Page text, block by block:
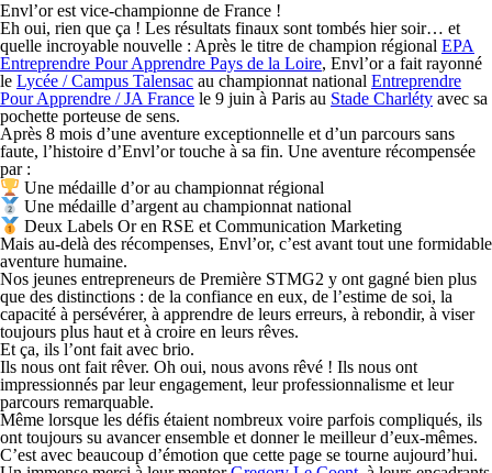
Envl’or est vice-championne de France !
Eh oui, rien que ça ! Les résultats finaux sont tombés hier soir… et
quelle incroyable nouvelle : Après le titre de champion régional EPA
Entreprendre Pour Apprendre Pays de la Loire, Envl’or a fait rayonné
le Lycée / Campus Talensac au championnat national Entreprendre
Pour Apprendre / JA France le 9 juin à Paris au Stade Charléty avec sa
pochette porteuse de sens.
Après 8 mois d’une aventure exceptionnelle et d’un parcours sans
faute, l’histoire d’Envl’or touche à sa fin. Une aventure récompensée
par :
Une médaille d’or au championnat régional
Une médaille d’argent au championnat national
Deux Labels Or en RSE et Communication Marketing
Mais au-delà des récompenses, Envl’or, c’est avant tout une formidable
aventure humaine.
Nos jeunes entrepreneurs de Première STMG2 y ont gagné bien plus
que des distinctions : de la confiance en eux, de l’estime de soi, la
capacité à persévérer, à apprendre de leurs erreurs, à rebondir, à viser
toujours plus haut et à croire en leurs rêves.
Et ça, ils l’ont fait avec brio.
Ils nous ont fait rêver. Oh oui, nous avons rêvé ! Ils nous ont
impressionnés par leur engagement, leur professionnalisme et leur
parcours remarquable.
Même lorsque les défis étaient nombreux voire parfois compliqués, ils
ont toujours su avancer ensemble et donner le meilleur d’eux-mêmes.
C’est avec beaucoup d’émotion que cette page se tourne aujourd’hui.